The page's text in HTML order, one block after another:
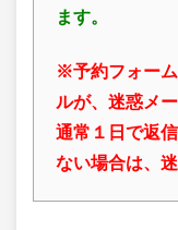
ます。
※予約フォー
ルが、迷惑メ
通常１日で返
ない場合は、